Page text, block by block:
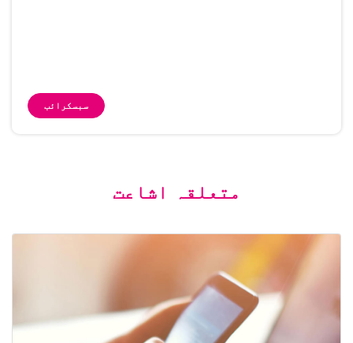
سبسکرائب
متعلقہ اشاعت